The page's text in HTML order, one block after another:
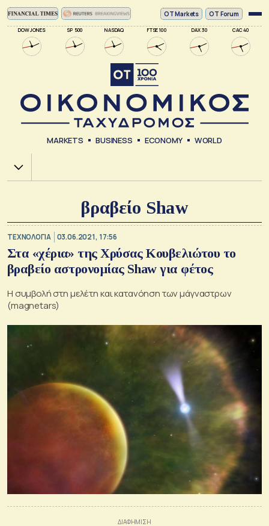
DOW JONES SP 500 NASDAQ FTSE 100 DAX 30 CAC 40
ΟΤ Markets OT Forum
MARKETS BUSINESS ECONOMY WORLD
Χ.Α.
βραβείο Shaw
ΤΕΧΝΟΛΟΓΙΑ 03.06.2021, 17:56
Στα «χέρια» της Χρύσας Κουβελιώτου το
βραβείο αστρονομίας Shaw για φέτος
Η συμβολή στη μελέτη και κατανόηση των μάγναστρων
(magnetars)